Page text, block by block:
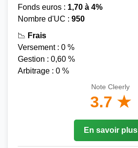
Fonds euros : 1,70 à 4%
Nombre d'UC : 950
📉 Frais
Versement : 0 %
Gestion : 0,60 %
Arbitrage : 0 %
Note Cleerly
3.7 ★
En savoir plus